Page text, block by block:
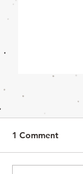
1 Comment